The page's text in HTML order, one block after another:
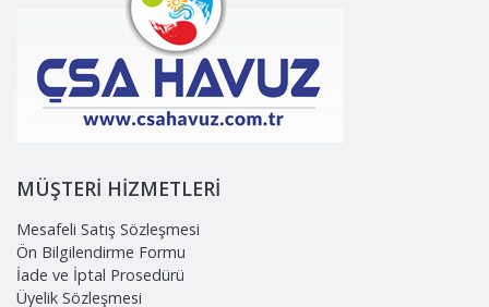
MÜŞTERİ HİZMETLERİ
Mesafeli Satış Sözleşmesi
Ön Bilgilendirme Formu
İade ve İptal Prosedürü
Üyelik Sözleşmesi